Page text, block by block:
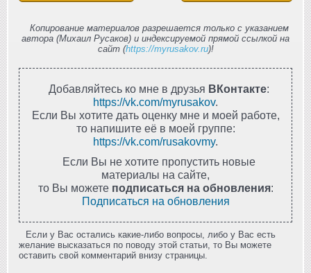
Копирование материалов разрешается только с указанием
автора (Михаил Русаков) и индексируемой прямой ссылкой на
сайт (https://myrusakov.ru)!
Добавляйтесь ко мне в друзья ВКонтакте:
https://vk.com/myrusakov.
Если Вы хотите дать оценку мне и моей работе,
то напишите её в моей группе:
https://vk.com/rusakovmy.
Если Вы не хотите пропустить новые
материалы на сайте,
то Вы можете подписаться на обновления:
Подписаться на обновления
Если у Вас остались какие-либо вопросы, либо у Вас есть
желание высказаться по поводу этой статьи, то Вы можете
оставить свой комментарий внизу страницы.